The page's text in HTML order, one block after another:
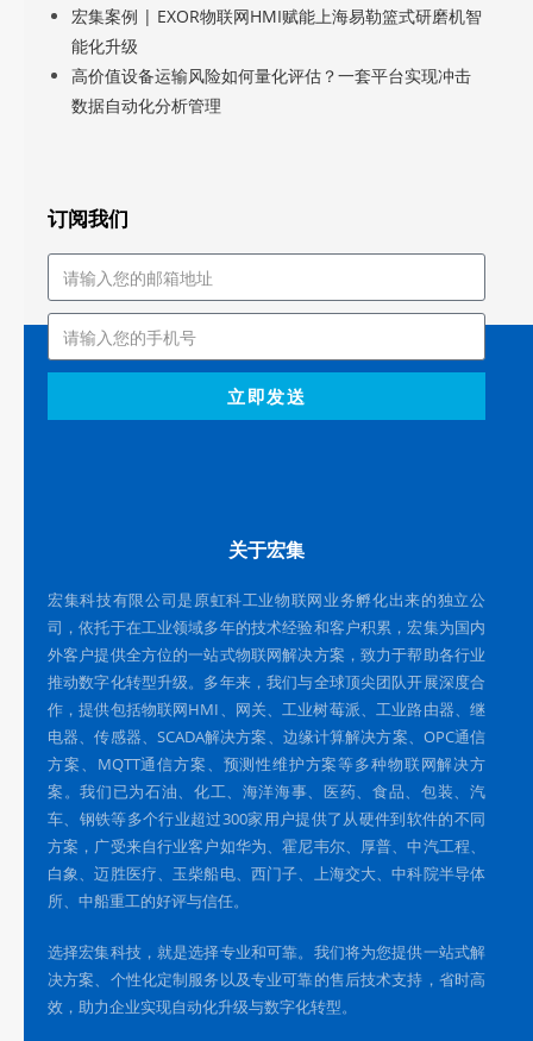
宏集案例 | EXOR物联网HMI赋能上海易勒篮式研磨机智
能化升级
高价值设备运输风险如何量化评估？一套平台实现冲击
数据自动化分析管理
订阅我们
立即发送
关于宏集
宏集科技有限公司是原虹科工业物联网业务孵化出来的独立公
司，依托于在工业领域多年的技术经验和客户积累，宏集为国内
外客户提供全方位的一站式物联网解决方案，致力于帮助各行业
推动数字化转型升级。多年来，我们与全球顶尖团队开展深度合
作，提供包括物联网HMI、网关、工业树莓派、工业路由器、继
电器、传感器、SCADA解决方案、边缘计算解决方案、OPC通信
方案、MQTT通信方案、预测性维护方案等多种物联网解决方
案。我们已为石油、化工、海洋海事、医药、食品、包装、汽
车、钢铁等多个行业超过300家用户提供了从硬件到软件的不同
方案，广受来自行业客户如华为、霍尼韦尔、厚普、中汽工程、
白象、迈胜医疗、玉柴船电、西门子、上海交大、中科院半导体
所、中船重工的好评与信任。
选择宏集科技，就是选择专业和可靠。我们将为您提供一站式解
决方案、个性化定制服务以及专业可靠的售后技术支持，省时高
效，助力企业实现自动化升级与数字化转型。